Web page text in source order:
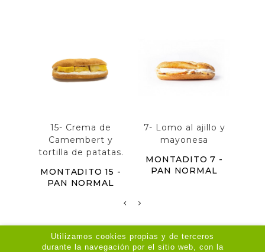
15- Crema de
Camembert y
tortilla de patatas.
MONTADITO 15 -
PAN NORMAL
7- Lomo al ajillo y
mayonesa
MONTADITO 7 -
PAN NORMAL
Utilizamos cookies propias y de terceros
durante la navegación por el sitio web, con la